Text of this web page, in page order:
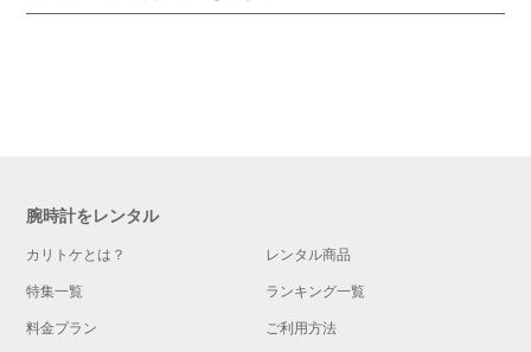
腕時計をレンタル
カリトケとは？ レンタル商品
特集一覧 ランキング一覧
料金プラン ご利用方法